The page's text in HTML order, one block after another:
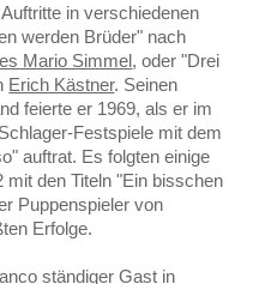
in verschiedenen
werden Brüder" nach
Mario Simmel, oder "Drei
Erich Kästner. Seinen
feierte er 1969, als er im
Festspiele mit dem
auftrat. Es folgten einige
mit den Titeln "Ein bisschen
Puppenspieler von
Erfolge.
ständiger Gast in